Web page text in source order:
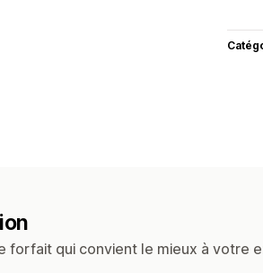
forfait qui convient le mieux à votre